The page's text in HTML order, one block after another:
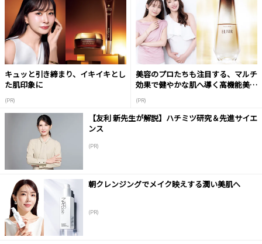
キュッと引き締まり、イキイキとし
た肌印象に
(PR)
美容のプロたちも注目する、マルチ
効果で健やかな肌へ導く高機能美容
(PR)
【友利 新先生が解説】ハチミツ研究＆先進サイエ
ンス
(PR)
朝クレンジングでメイク映えする潤い美肌へ
(PR)